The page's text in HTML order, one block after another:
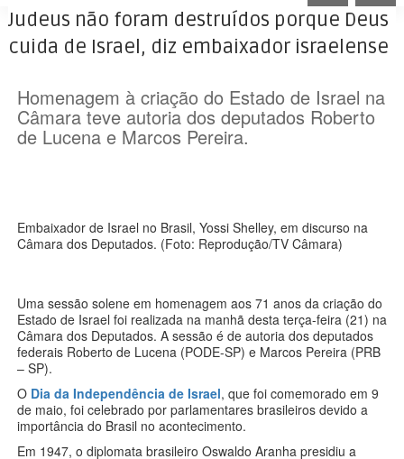
Judeus não foram destruídos porque Deus
cuida de Israel, diz embaixador israelense
Homenagem à criação do Estado de Israel na
Câmara teve autoria dos deputados Roberto
de Lucena e Marcos Pereira.
Embaixador de Israel no Brasil, Yossi Shelley, em discurso na
Câmara dos Deputados. (Foto: Reprodução/TV Câmara)
Uma sessão solene em homenagem aos 71 anos da criação do
Estado de Israel foi realizada na manhã desta terça-feira (21) na
Câmara dos Deputados. A sessão é de autoria dos deputados
federais Roberto de Lucena (PODE-SP) e Marcos Pereira (PRB
– SP).
O Dia da Independência de Israel, que foi comemorado em 9
de maio, foi celebrado por parlamentares brasileiros devido a
importância do Brasil no acontecimento.
Em 1947, o diplomata brasileiro Oswaldo Aranha presidiu a